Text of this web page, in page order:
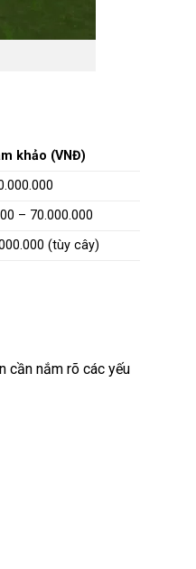
khảo (VNĐ)
– 70.000.000
(tùy cây)
cần nắm rõ các yếu